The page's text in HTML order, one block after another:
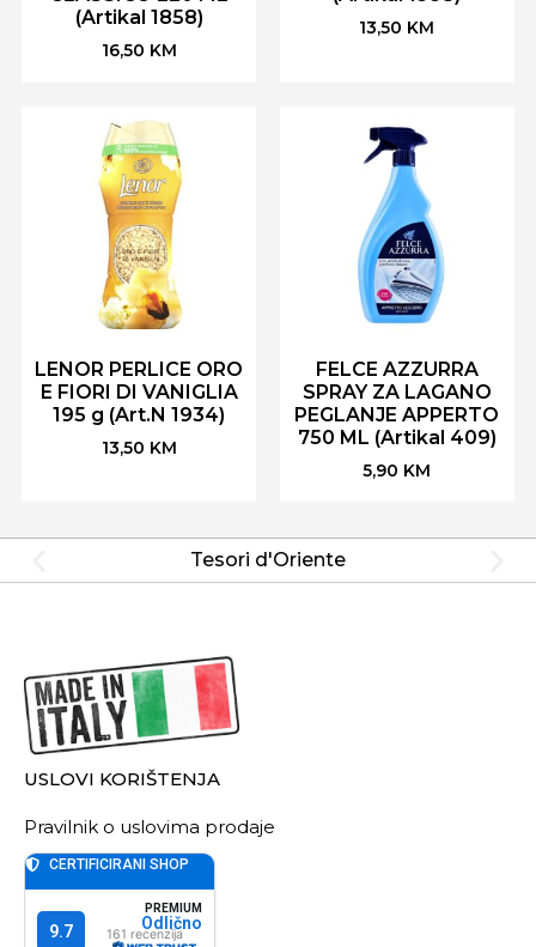
(Artikal 1858)
16,50 KM
13,50 KM
LENOR PERLICE ORO
E FIORI DI VANIGLIA
195 g (Art.N 1934)
13,50 KM
FELCE AZZURRA
SPRAY ZA LAGANO
PEGLANJE APPERTO
750 ML (Artikal 409)
5,90 KM
Tesori d'Oriente
USLOVI KORIŠTENJA
Pravilnik o uslovima prodaje